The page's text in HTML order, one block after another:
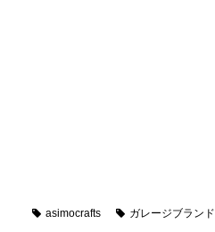
asimocrafts ガレージブランド